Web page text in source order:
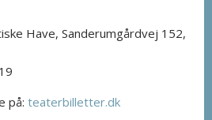
Have, Sanderumgårdvej 152,
på: teaterbilletter.dk